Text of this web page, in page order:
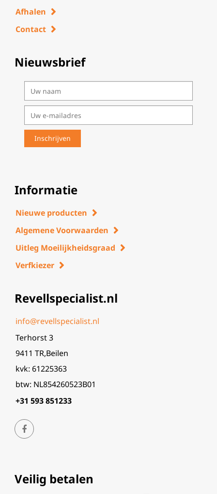
Afhalen
Contact
Nieuwsbrief
Informatie
Nieuwe producten
Algemene Voorwaarden
Uitleg Moeilijkheidsgraad
Verfkiezer
Revellspecialist.nl
info@revellspecialist.nl
Terhorst 3
9411 TR,Beilen
kvk: 61225363
btw: NL854260523B01
+31 593 851233
Veilig betalen